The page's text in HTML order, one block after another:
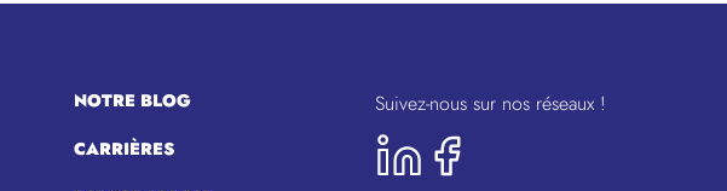
NOTRE BLOG
CARRIÈRES
Suivez-nous sur nos réseaux !